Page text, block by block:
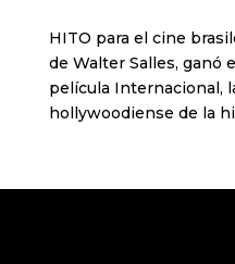
HITO para el cine
de Walter Salles, ganó
película Internacional,
hollywoodiense de la